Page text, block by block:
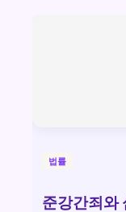
법률
준강간죄와